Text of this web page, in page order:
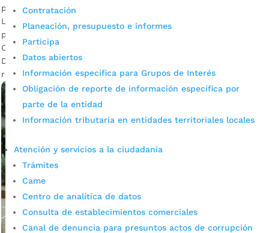
Contratación
Planeación, presupuesto e informes
Participa
Datos abiertos
Información específica para Grupos de Interés
Obligación de reporte de información específica por
parte de la entidad
Información tributaria en entidades territoriales locales
Atención y servicios a la ciudadanía
Trámites
Came
Centro de analítica de datos
Consulta de establecimientos comerciales
Canal de denuncia para presuntos actos de corrupción
por Darlin Ramírez Leiva
La salud mental de los bumangueses, es una de las grandes
preocupaciones del gobierno del ingeniero Juan Carlos
Cárdenas. Foto: Prensa Alcaldía de Bucaaramanga Carlos
Durán, psicólogo del E.S.E. ISABU Partiendo de ello y
reconociendo que la prevención es crucial para...